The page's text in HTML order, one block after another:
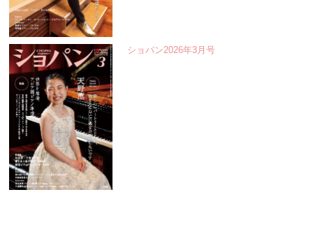
ショパン2026年3月号